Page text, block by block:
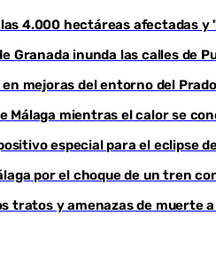
las 4.000 hectáreas afectadas
Granada inunda las calles de
mejoras del entorno del
Málaga mientras el calor se
especial para el eclipse
por el choque de un tren
tratos y amenazas de muerte